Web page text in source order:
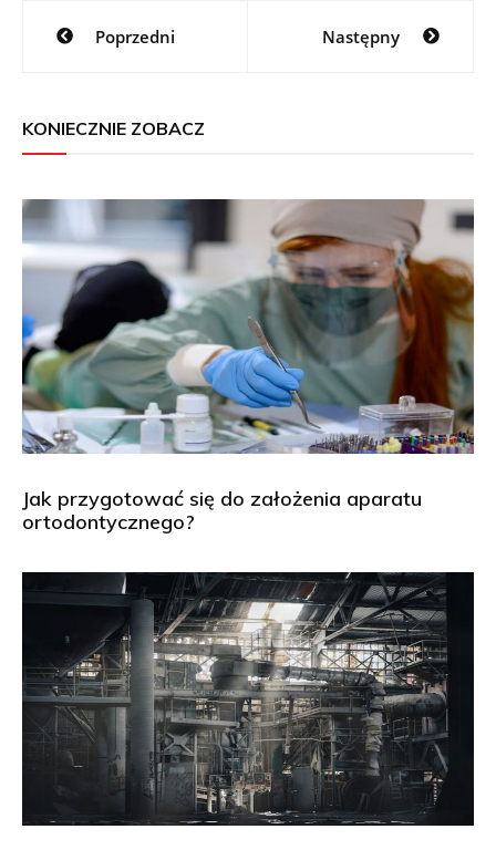
Nawigacja
wpisuPoprzedni Następny
KONIECZNIE ZOBACZ
Jak przygotować się do założenia aparatu
ortodontycznego?